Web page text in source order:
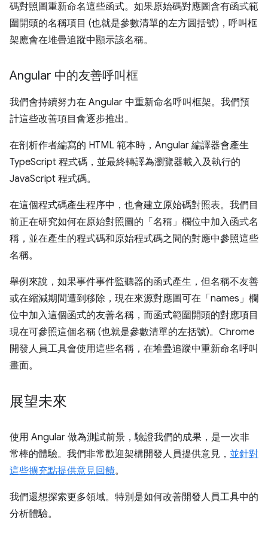
碼對照圖重新命名這些函式。如果原始碼對應圖含有函式範
圍開頭的名稱項目 (也就是參數清單的左方圓括號)，呼叫框
架應會在堆疊追蹤中顯示該名稱。
Angular 中的友善呼叫框
我們會持續努力在 Angular 中重新命名呼叫框架。我們預
計這些改善項目會逐步推出。
在剖析作者編寫的 HTML 範本時，Angular 編譯器會產生
TypeScript 程式碼，並最終轉譯為瀏覽器載入及執行的
JavaScript 程式碼。
在這個程式碼產生程序中，也會建立原始碼對照表。我們目
前正在研究如何在原始對照圖的「名稱」欄位中加入函式名
稱，並在產生的程式碼和原始程式碼之間的對應中參照這些
名稱。
舉例來說，如果事件事件監聽器的函式產生，但名稱不友善
或在縮減期間遭到移除，現在來源對應圖可在「names」欄
位中加入這個函式的友善名稱，而函式範圍開頭的對應項目
現在可參照這個名稱 (也就是參數清單的左括號)。Chrome
開發人員工具會使用這些名稱，在堆疊追蹤中重新命名呼叫
畫面。
展望未來
使用 Angular 做為測試前景，驗證我們的成果，是一次非
常棒的體驗。我們非常歡迎架構開發人員提供意見， 並針對
這些擴充點提供意見回饋。
我們還想探索更多領域。特別是如何改善開發人員工具中的
分析體驗。